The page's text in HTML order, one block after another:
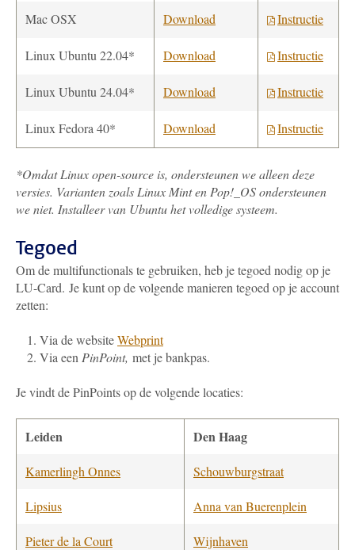
Mac OSX Download Instructie
Linux Ubuntu 22.04* Download Instructie
Linux Ubuntu 24.04* Download Instructie
Linux Fedora 40* Download Instructie
*Omdat Linux open-source is, ondersteunen we alleen deze
versies. Varianten zoals Linux Mint en Pop!_OS ondersteunen
we niet. Installeer van Ubuntu het volledige systeem.
Tegoed
Om de multifunctionals te gebruiken, heb je tegoed nodig op je
LU-Card. Je kunt op de volgende manieren tegoed op je account
zetten:
Via de websiteWebprint
Via een PinPoint, met je bankpas.
Je vindt de PinPoints op de volgende locaties:
Leiden Den Haag
Kamerlingh Onnes Schouwburgstraat
Lipsius Anna van Buerenplein
Pieter de la Court Wijnhaven